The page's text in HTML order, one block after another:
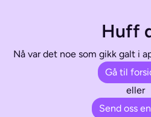
Huff
Nå var det noe som gikk galt i
Gå til
eller
Send oss